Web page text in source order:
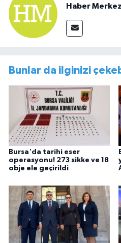
Haber
Bunlar da ilginizi
Bursa'da tarihi eser
operasyonu! 273 sikke ve 18
obje ele geçirildi